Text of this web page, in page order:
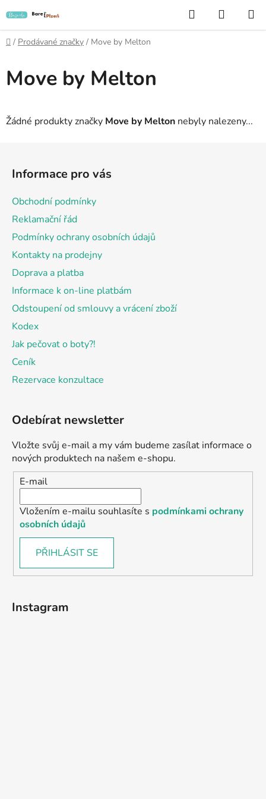
na
obsah
Hledat
KOŠÍK
Domů
/ Prodávané značky / Move by Melton
Move by Melton
Žádné produkty značky Move by Melton nebyly nalezeny...
Informace pro vás
Obchodní podmínky
Reklamační řád
Podmínky ochrany osobních údajů
Kontakty na prodejny
Doprava a platba
Informace k on-line platbám
Odstoupení od smlouvy a vrácení zboží
Kodex
Jak pečovat o boty?!
Ceník
Rezervace konzultace
Odebírat newsletter
Vložte svůj e-mail a my vám budeme zasílat informace o
nových produktech na našem e-shopu.
E-mail
Vložením e-mailu souhlasíte s podmínkami ochrany
osobních údajů
PŘIHLÁSIT SE
Instagram